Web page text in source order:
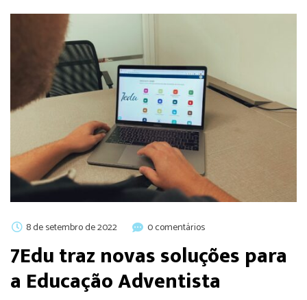
8 de setembro de 2022 0 comentários
7Edu traz novas soluções para
a Educação Adventista